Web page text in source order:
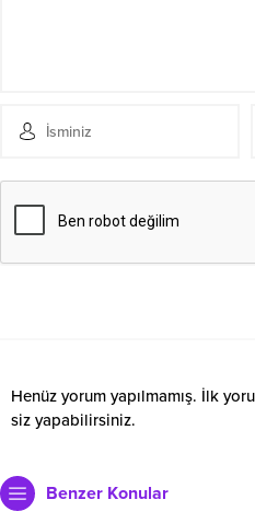
Henüz yorum yapılmamış. İlk
siz yapabilirsiniz.
Benzer Konular